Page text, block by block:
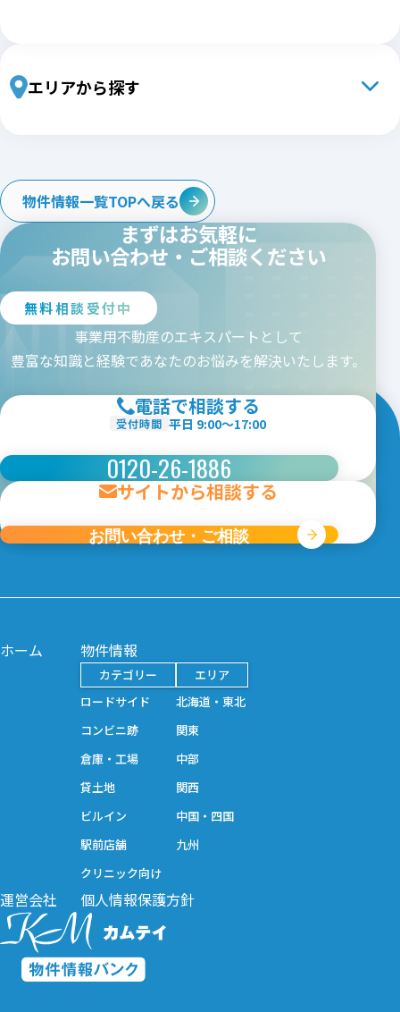
エリアから探す
関東エリア
群馬埼玉
千葉東京神奈川新潟
中部エリア
愛知三重
長野
山梨
福井
関西エリア
和歌山滋賀
中国・四国エリア
広島岡山山口鳥取
島根徳島香川愛媛
高知
九州エリア
物件情報一覧TOPへ戻る
まずはお気軽に
お問い合わせ・ご相談ください
無料相談受付中
事業用不動産のエキスパートとして
豊富な知識と経験であなたのお悩みを解決いたします。
電話で相談する
受付時間 平日 9:00〜17:00
0120-26-1886
サイトから相談する
お問い合わせ・ご相談
ホーム 物件情報
カテゴリー
ロードサイド
コンビニ跡
倉庫・工場
貸土地
ビルイン
駅前店舗
クリニック向け
エリア
北海道・東北
関東
中部
関西
中国・四国
九州
運営会社 個人情報保護方針